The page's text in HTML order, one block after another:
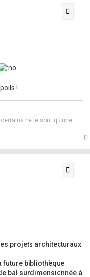
!
ne le sont qu'une
projets architecturaux
future bibliothèque
bal surdimensionnée à